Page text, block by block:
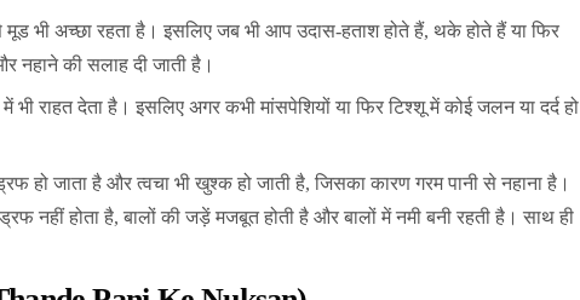
मूड भी अच्छा रहता है। इसलिए जब भी आप उदास-हताश होते हैं, थके होते हैं या फिर
नहाने की सलाह दी जाती है।
में भी राहत देता है। इसलिए अगर कभी मांसपेशियों या फिर टिश्शू में कोई जलन या दर्द हो
हो जाता है और त्वचा भी खुश्क हो जाती है, जिसका कारण गरम पानी से नहाना है।
नहीं होता है, बालों की जड़ें मजबूत होती है और बालों में नमी बनी रहती है। साथ ही